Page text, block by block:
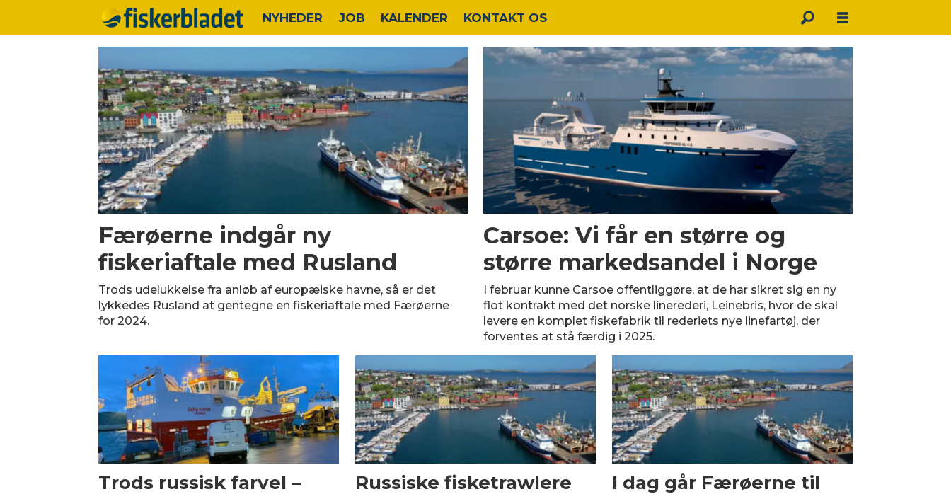
NYHEDER JOB KALENDER KONTAKT OS
rusland
Færøerne indgår ny
fiskeriaftale med Rusland
Trods udelukkelse fra anløb af europæiske havne, så er det
lykkedes Rusland at gentegne en fiskeriaftale med Færøerne
for 2024.
Carsoe: Vi får en større og
større markedsandel i Norge
I februar kunne Carsoe offentliggøre, at de har sikret sig en ny
flot kontrakt med det norske linerederi, Leinebris, hvor de skal
levere en komplet fiskefabrik til rederiets nye linefartøj, der
forventes at stå færdig i 2025.
Trods russisk farvel –
Russiske fisketrawlere
I dag går Færøerne til